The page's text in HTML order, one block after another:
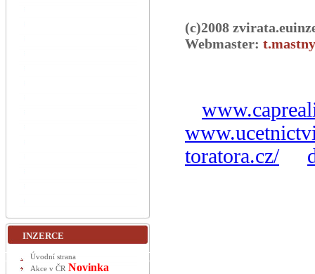
(c)2008
Webmaster:
toratora.cz/
INZERCE
Úvodní strana
Akce v ČR Novinka